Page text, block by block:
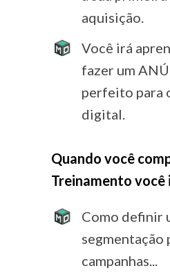
aquisição.
Você irá
fazer um
perfeito para
digital.
Quando você
Treinamento você
Como definir
segmentação
campanhas...